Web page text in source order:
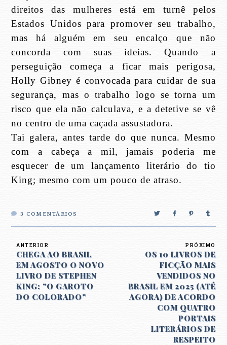
direitos das mulheres está em turnê pelos
Estados Unidos para promover seu trabalho,
mas há alguém em seu encalço que não
concorda com suas ideias. Quando a
perseguição começa a ficar mais perigosa,
Holly Gibney é convocada para cuidar de sua
segurança, mas o trabalho logo se torna um
risco que ela não calculava, e a detetive se vê
no centro de uma caçada assustadora.
Tai galera, antes tarde do que nunca. Mesmo
com a cabeça a mil, jamais poderia me
esquecer de um lançamento literário do tio
King; mesmo com um pouco de atraso.
3 COMENTÁRIOS
ANTERIOR
CHEGA AO BRASIL
EM AGOSTO O NOVO
LIVRO DE STEPHEN
KING: "O GAROTO
DO COLORADO"
PRÓXIMO
OS 10 LIVROS DE
FICÇÃO MAIS
VENDIDOS NO
BRASIL EM 2025 (ATÉ
AGORA) DE ACORDO
COM QUATRO
PORTAIS
LITERÁRIOS DE
RESPEITO